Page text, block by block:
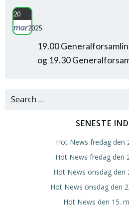
20
mar2025
19.00
og 19.30
Search
SENESTE
Hot News fredag den
Hot News fredag den
Hot News onsdag den
Hot News onsdag den
Hot News den 15.